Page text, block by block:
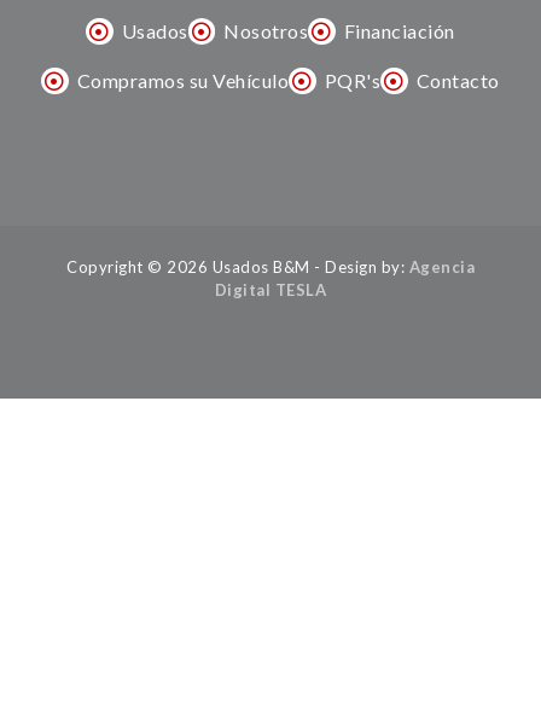
Usados Nosotros Financiación
Compramos su Vehículo PQR's Contacto
Copyright © 2026 Usados B&M - Design by: Agencia
Digital TESLA